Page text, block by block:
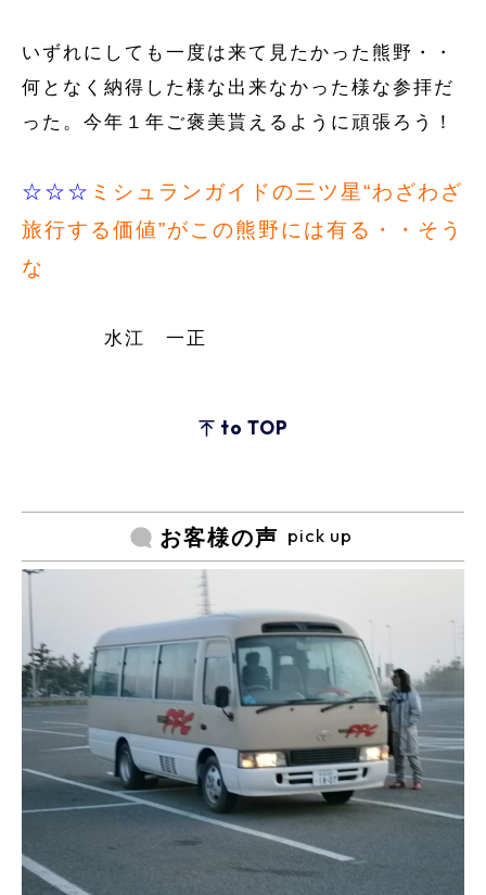
いずれにしても一度は来て見たかった熊野・・
何となく納得した様な出来なかった様な参拝だ
った。今年１年ご褒美貰えるように頑張ろう！
☆☆☆ ミシュランガイドの三ツ星“わざわざ
旅行する価値”がこの熊野には有る・・そう
な
水江 一正
to TOP
お客様の声 pick up